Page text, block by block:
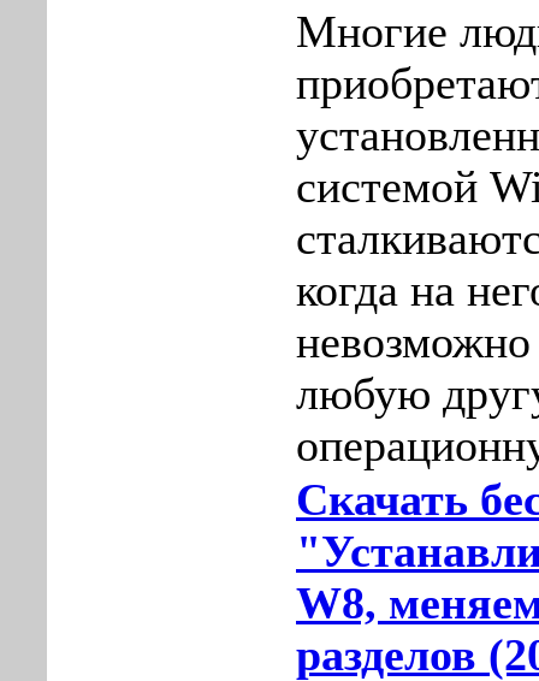
Многие
системой
когда на
невозможно
любую
Скачать
W8,
разделов